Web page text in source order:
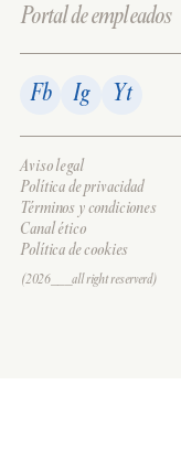
Portal de empleados
Fb Ig Yt
Aviso legal
Política de privacidad
Términos y condiciones
Canal ético
Política de cookies
(2026___all right reserverd)